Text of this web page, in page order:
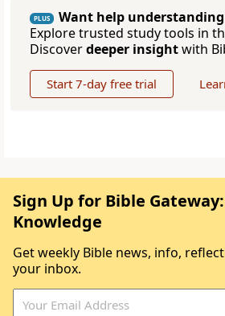
PLUS
Want help
Explore trusted study tools in
Discoverdeeper insightwith
Start 7-day free trial
Sign Up for Bible
Knowledge
Get weekly Bible news, info,
your inbox.